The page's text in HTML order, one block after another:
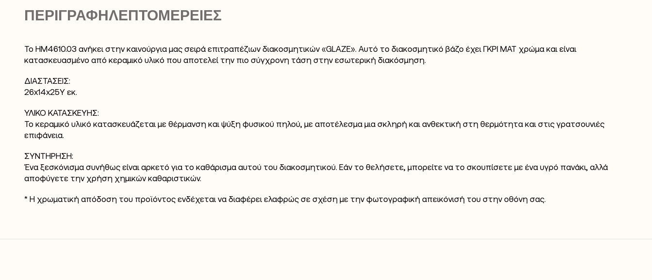
ΠΕΡΙΓΡΑΦΉΛΕΠΤΟΜΕΡΕΙΕΣ
Το HM4610.03 ανήκει στην καινούργια μας σειρά επιτραπέζιων διακοσμητικών «GLAZE». Αυτό το διακοσμητικό βάζο έχει ΓΚΡΙ ΜΑΤ χρώμα και είναι
κατασκευασμένο από κεραμικό υλικό που αποτελεί την πιο σύγχρονη τάση στην εσωτερική διακόσμηση.
ΔΙΑΣΤΑΣΕΙΣ:
26x14x25Y εκ.
ΥΛΙΚΟ ΚΑΤΑΣΚΕΥΗΣ:
Το κεραμικό υλικό κατασκευάζεται με θέρμανση και ψύξη φυσικού πηλού, με αποτέλεσμα μια σκληρή και ανθεκτική στη θερμότητα και στις γρατσουνιές
επιφάνεια.
ΣΥΝΤΗΡΗΣΗ:
Ένα ξεσκόνισμα συνήθως είναι αρκετό για το καθάρισμα αυτού του διακοσμητικού. Εάν το θελήσετε, μπορείτε να το σκουπίσετε με ένα υγρό πανάκι, αλλά
αποφύγετε την χρήση χημικών καθαριστικών.
* Η χρωματική απόδοση του προϊόντος ενδέχεται να διαφέρει ελαφρώς σε σχέση με την φωτογραφική απεικόνισή του στην οθόνη σας.